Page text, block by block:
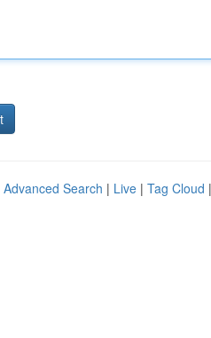
Advanced Search | Live | Tag Cloud |